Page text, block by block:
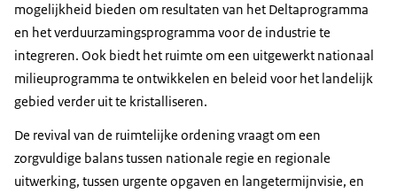
mogelijkheid bieden om resultaten van het Deltaprogramma
en het verduurzamingsprogramma voor de industrie te
integreren. Ook biedt het ruimte om een uitgewerkt nationaal
milieuprogramma te ontwikkelen en beleid voor het landelijk
gebied verder uit te kristalliseren.
De revival van de ruimtelijke ordening vraagt om een
zorgvuldige balans tussen nationale regie en regionale
uitwerking, tussen urgente opgaven en langetermijnvisie, en